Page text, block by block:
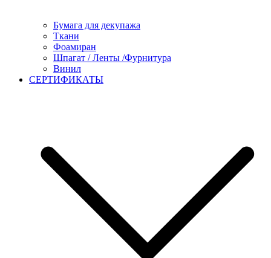
Бумага для декупажа
Ткани
Фоамиран
Шпагат / Ленты /Фурнитура
Винил
СЕРТИФИКАТЫ